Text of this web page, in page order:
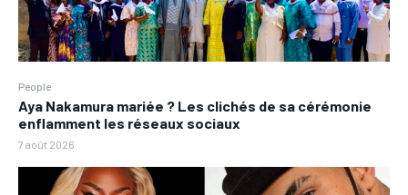
People
Aya Nakamura mariée ? Les clichés de sa cérémonie
enflamment les réseaux sociaux
7 août 2026